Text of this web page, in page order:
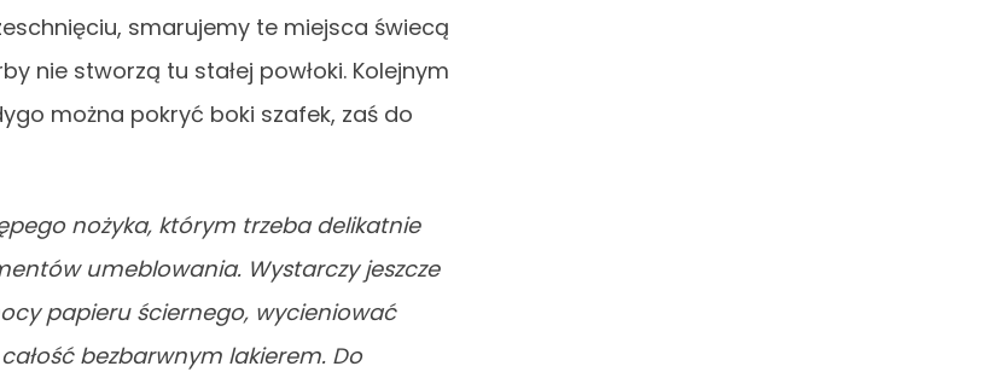
smarujemy te miejsca świecą
nie stworzą tu stałej powłoki. Kolejnym
można pokryć boki szafek, zaś do
nożyka, którym trzeba delikatnie
umeblowania. Wystarczy jeszcze
papieru ściernego, wycieniować
bezbarwnym lakierem. Do